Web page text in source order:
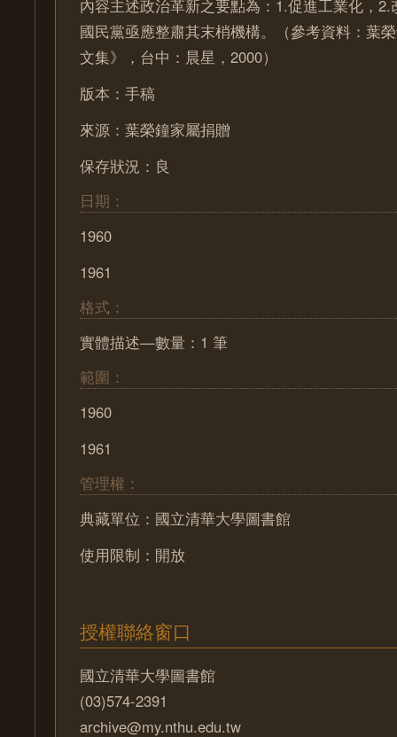
內容主述政治革新之要點為：1.促進工業化，
國民黨亟應整肅其末梢機構。（參考資料：葉
文集》，台中：晨星，2000）
版本：手稿
來源：葉榮鐘家屬捐贈
保存狀況：良
日期：
1960
1961
格式：
實體描述—數量：1 筆
範圍：
1960
1961
管理權：
典藏單位：國立清華大學圖書館
使用限制：開放
授權聯絡窗口
國立清華大學圖書館
(03)574-2391
archive@my.nthu.edu.tw